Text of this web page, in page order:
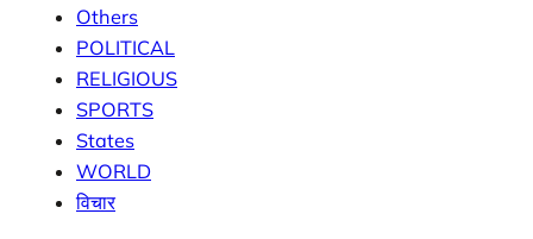
Others
POLITICAL
RELIGIOUS
SPORTS
States
WORLD
विचार